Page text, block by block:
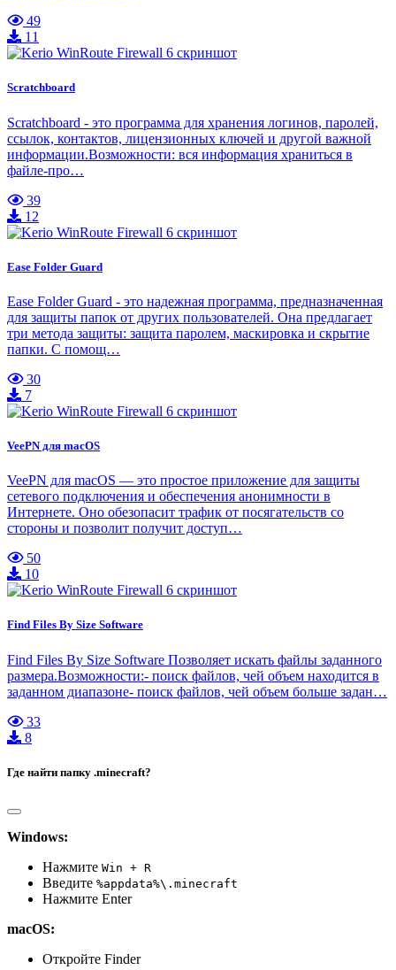
49
11
Scratchboard
Scratchboard - это программа для хранения логинов, паролей,
ссылок, контактов, лицензионных ключей и другой важной
информации.Возможности: вся информация храниться в
файле-про…
39
12
Ease Folder Guard
Ease Folder Guard - это надежная программа, предназначенная
для защиты папок от других пользователей. Она предлагает
три метода защиты: защита паролем, маскировка и скрытие
папки. С помощ…
30
7
VeePN для macOS
VeePN для macOS — это простое приложение для защиты
сетевого подключения и обеспечения анонимности в
Интернете. Оно обезопасит трафик от посягательств со
стороны и позволит получит доступ…
50
10
Find Files By Size Software
Find Files By Size Software Позволяет искать файлы заданного
размера.Возможности:- поиск файлов, чей объем находится в
заданном диапазоне- поиск файлов, чей объем больше задан…
33
8
Где найти папку .minecraft?
Windows:
Нажмите Win + R
Введите %appdata%\.minecraft
Нажмите Enter
macOS:
Откройте Finder